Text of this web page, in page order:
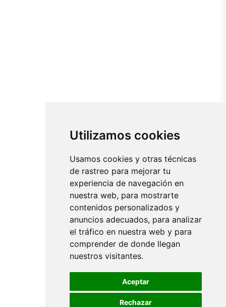
Utilizamos cookies
Usamos cookies y otras técnicas
de rastreo para mejorar tu
experiencia de navegación en
nuestra web, para mostrarte
contenidos personalizados y
anuncios adecuados, para analizar
el tráfico en nuestra web y para
comprender de donde llegan
nuestros visitantes.
Aceptar
Rechazar